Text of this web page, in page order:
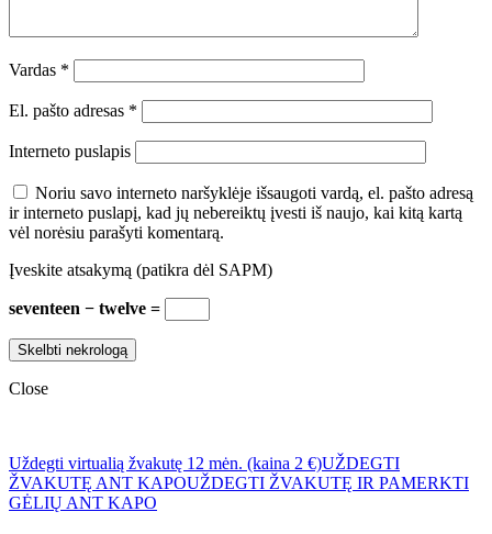
Vardas *
El. pašto adresas *
Interneto puslapis
Noriu savo interneto naršyklėje išsaugoti vardą, el. pašto adresą
ir interneto puslapį, kad jų nebereiktų įvesti iš naujo, kai kitą kartą
vėl norėsiu parašyti komentarą.
Įveskite atsakymą (patikra dėl SAPM)
seventeen − twelve =
Close
Uždegti virtualią žvakutę 12 mėn. (kaina 2 €)UŽDEGTI
ŽVAKUTĘ ANT KAPOUŽDEGTI ŽVAKUTĘ IR PAMERKTI
GĖLIŲ ANT KAPO